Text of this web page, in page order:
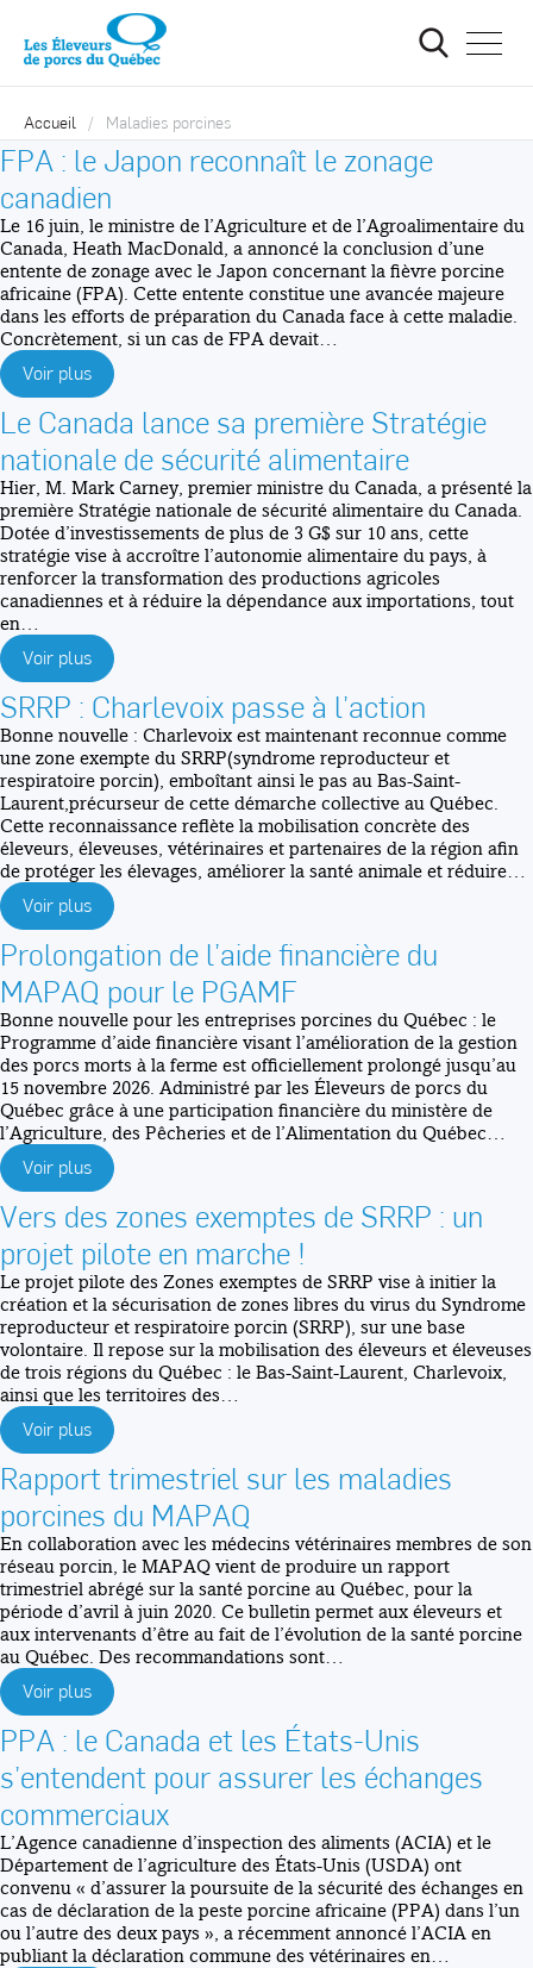
la
site
Accueil Maladies porcines
FPA : le Japon reconnaît le zonage
canadien
Le 16 juin, le ministre de l’Agriculture et de l’Agroalimentaire du
Canada, Heath MacDonald, a annoncé la conclusion d’une
entente de zonage avec le Japon concernant la fièvre porcine
africaine (FPA). Cette entente constitue une avancée majeure
dans les efforts de préparation du Canada face à cette maladie.
Concrètement, si un cas de FPA devait…
Voir plus
Le Canada lance sa première Stratégie
nationale de sécurité alimentaire
Hier, M. Mark Carney, premier ministre du Canada, a présenté la
première Stratégie nationale de sécurité alimentaire du Canada.
Dotée d’investissements de plus de 3 G$ sur 10 ans, cette
stratégie vise à accroître l’autonomie alimentaire du pays, à
renforcer la transformation des productions agricoles
canadiennes et à réduire la dépendance aux importations, tout
en…
Voir plus
SRRP : Charlevoix passe à l’action
Bonne nouvelle : Charlevoix est maintenant reconnue comme
une zone exempte du SRRP(syndrome reproducteur et
respiratoire porcin), emboîtant ainsi le pas au Bas-Saint-
Laurent,précurseur de cette démarche collective au Québec.
Cette reconnaissance reflète la mobilisation concrète des
éleveurs, éleveuses, vétérinaires et partenaires de la région afin
de protéger les élevages, améliorer la santé animale et réduire…
Voir plus
Prolongation de l’aide financière du
MAPAQ pour le PGAMF
Bonne nouvelle pour les entreprises porcines du Québec : le
Programme d’aide financière visant l’amélioration de la gestion
des porcs morts à la ferme est officiellement prolongé jusqu’au
15 novembre 2026. Administré par les Éleveurs de porcs du
Québec grâce à une participation financière du ministère de
l’Agriculture, des Pêcheries et de l’Alimentation du Québec…
Voir plus
Vers des zones exemptes de SRRP : un
projet pilote en marche !
Le projet pilote des Zones exemptes de SRRP vise à initier la
création et la sécurisation de zones libres du virus du Syndrome
reproducteur et respiratoire porcin (SRRP), sur une base
volontaire. Il repose sur la mobilisation des éleveurs et éleveuses
de trois régions du Québec : le Bas-Saint-Laurent, Charlevoix,
ainsi que les territoires des…
Voir plus
Rapport trimestriel sur les maladies
porcines du MAPAQ
En collaboration avec les médecins vétérinaires membres de son
réseau porcin, le MAPAQ vient de produire un rapport
trimestriel abrégé sur la santé porcine au Québec, pour la
période d’avril à juin 2020. Ce bulletin permet aux éleveurs et
aux intervenants d’être au fait de l’évolution de la santé porcine
au Québec. Des recommandations sont…
Voir plus
PPA : le Canada et les États-Unis
s’entendent pour assurer les échanges
commerciaux
L’Agence canadienne d’inspection des aliments (ACIA) et le
Département de l’agriculture des États-Unis (USDA) ont
convenu « d’assurer la poursuite de la sécurité des échanges en
cas de déclaration de la peste porcine africaine (PPA) dans l’un
ou l’autre des deux pays », a récemment annoncé l’ACIA en
publiant la déclaration commune des vétérinaires en…